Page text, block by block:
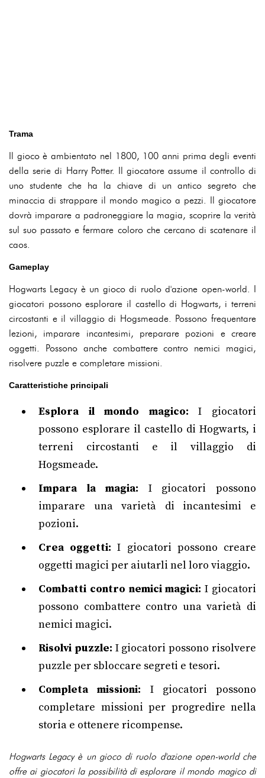
Trama
Il gioco è ambientato nel 1800, 100 anni prima degli eventi
della serie di Harry Potter. Il giocatore assume il controllo di
uno studente che ha la chiave di un antico segreto che
minaccia di strappare il mondo magico a pezzi. Il giocatore
dovrà imparare a padroneggiare la magia, scoprire la verità
sul suo passato e fermare coloro che cercano di scatenare il
caos.
Gameplay
Hogwarts Legacy è un gioco di ruolo d'azione open-world. I
giocatori possono esplorare il castello di Hogwarts, i terreni
circostanti e il villaggio di Hogsmeade. Possono frequentare
lezioni, imparare incantesimi, preparare pozioni e creare
oggetti. Possono anche combattere contro nemici magici,
risolvere puzzle e completare missioni.
Caratteristiche principali
Esplora il mondo magico: I giocatori
possono esplorare il castello di Hogwarts, i
terreni circostanti e il villaggio di
Hogsmeade.
Impara la magia: I giocatori possono
imparare una varietà di incantesimi e
pozioni.
Crea oggetti: I giocatori possono creare
oggetti magici per aiutarli nel loro viaggio.
Combatti contro nemici magici: I giocatori
possono combattere contro una varietà di
nemici magici.
Risolvi puzzle: I giocatori possono risolvere
puzzle per sbloccare segreti e tesori.
Completa missioni: I giocatori possono
completare missioni per progredire nella
storia e ottenere ricompense.
Hogwarts Legacy è un gioco di ruolo d'azione open-world che
offre ai giocatori la possibilità di esplorare il mondo magico di